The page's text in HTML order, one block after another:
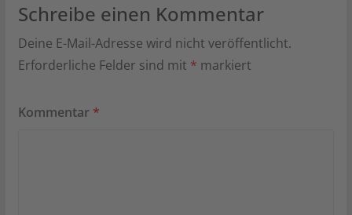
Schreibe einen Kommentar
Deine E-Mail-Adresse wird nicht veröffentlicht.
Erforderliche Felder sind mit * markiert
Kommentar *